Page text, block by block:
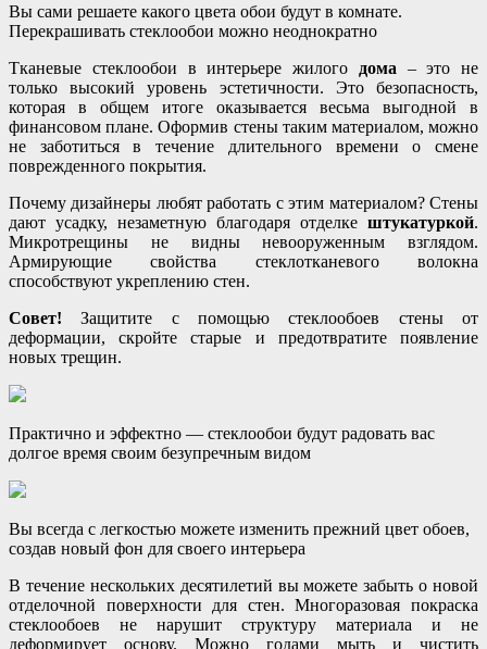
Вы сами решаете какого цвета обои будут в комнате.
Перекрашивать стеклообои можно неоднократно
Тканевые стеклообои в интерьере жилого дома – это не
только высокий уровень эстетичности. Это безопасность,
которая в общем итоге оказывается весьма выгодной в
финансовом плане. Оформив стены таким материалом, можно
не заботиться в течение длительного времени о смене
поврежденного покрытия.
Почему дизайнеры любят работать с этим материалом? Стены
дают усадку, незаметную благодаря отделке штукатуркой.
Микротрещины не видны невооруженным взглядом.
Армирующие свойства стеклотканевого волокна
способствуют укреплению стен.
Совет!Защитите с помощью стеклообоев стены от
деформации, скройте старые и предотвратите появление
новых трещин.
Практично и эффектно — стеклообои будут радовать вас
долгое время своим безупречным видом
Вы всегда с легкостью можете изменить прежний цвет обоев,
создав новый фон для своего интерьера
В течение нескольких десятилетий вы можете забыть о новой
отделочной поверхности для стен. Многоразовая покраска
стеклообоев не нарушит структуру материала и не
деформирует основу. Можно годами мыть и чистить